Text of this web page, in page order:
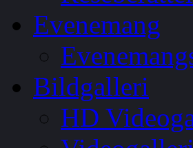
Evenemang
Bildgalleri
HD